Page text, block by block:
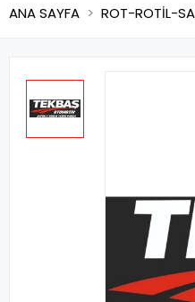
ANA SAYFA ROT-ROTİL-